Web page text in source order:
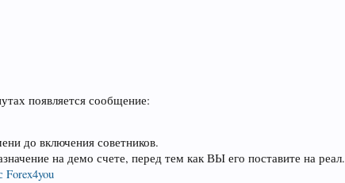
появляется сообщение:
до включения советников.
на демо счете, перед тем как ВЫ его поставите на реал.
Forex4you